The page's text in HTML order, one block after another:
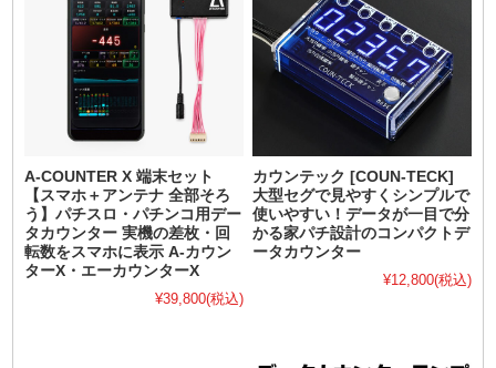
A-COUNTER X 端末セット
【スマホ＋アンテナ 全部そろ
う】パチスロ・パチンコ用デー
タカウンター 実機の差枚・回
転数をスマホに表示 A-カウン
ターX・エーカウンターX
¥39,800(税込)
カウンテック [COUN-TECK]
大型セグで見やすくシンプルで
使いやすい！データが一目で分
かる家パチ設計のコンパクトデ
ータカウンター
¥12,800(税込)